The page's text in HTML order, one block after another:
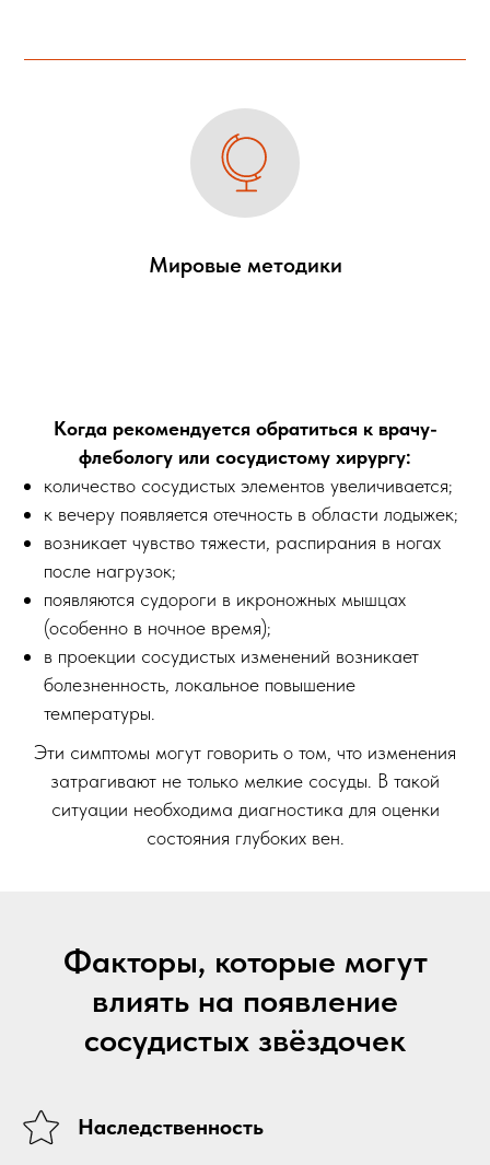
Мировые методики
Когда рекомендуется обратиться к врачу-
флебологу или сосудистому хирургу:
количество сосудистых элементов увеличивается;
к вечеру появляется отечность в области лодыжек;
возникает чувство тяжести, распирания в ногах
после нагрузок;
появляются судороги в икроножных мышцах
(особенно в ночное время);
в проекции сосудистых изменений возникает
болезненность, локальное повышение
температуры.
Эти симптомы могут говорить о том, что изменения
затрагивают не только мелкие сосуды. В такой
ситуации необходима диагностика для оценки
состояния глубоких вен.
Факторы, которые могут
влиять на появление
сосудистых звёздочек
Наследственность